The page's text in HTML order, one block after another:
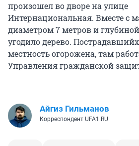
произошел во дворе на улице
Интернациональная. Вместе с
диаметром 7 метров и
угодило дерево.
местность огорожена, там
Управления гражданской
Айгиз Гильманов
Корреспондент UFA1.RU